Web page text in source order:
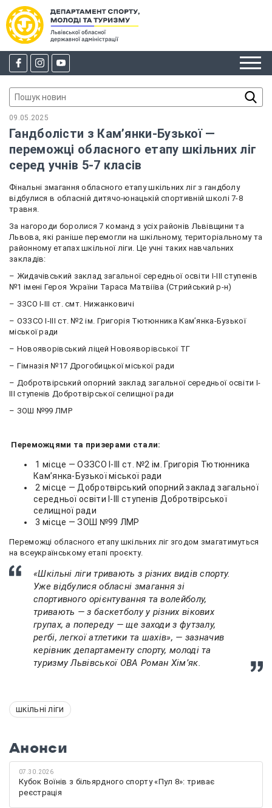
09.05.2025
Гандболісти з Кам’янки-Бузької —
переможці обласного етапу шкільних ліг
серед учнів 5-7 класів
Фінальні змагання обласного етапу шкільних ліг з гандболу
відбулися в обласній дитячо-юнацькій спортивній школі 7-8
травня.
За нагороди боролися 7 команд з усіх районів Львівщини та
Львова, які раніше перемогли на шкільному, територіальному та
районному етапах шкільної ліги. Це учні таких навчальних
закладів:
– Жидачівський заклад загальної середньої освіти І-ІІІ ступенів
№1 імені Героя України Тараса Матвіїва (Стрийський р-н)
– ЗЗСО І-ІІІ ст. смт. Нижанковичі
– ОЗЗСО І-ІІІ ст. №2 ім. Григорія Тютюнника Кам’янка-Бузької
міської ради
– Новояворівський ліцей Новояворівської ТГ
– Гімназія №17 Дрогобицької міської ради
– Добротвірський опорний заклад загальної середньої освіти І-
ІІІ ступенів Добротвірської селищної ради
– ЗОШ №99 ЛМР
Переможцями та призерами стали:
1 місце — ОЗЗСО І-ІІІ ст. №2 ім. Григорія Тютюнника
Кам’янка-Бузької міської ради
2 місце — Добротвірський опорний заклад загальної
середньої освіти І-ІІІ ступенів Добротвірської
селищної ради
3 місце — ЗОШ №99 ЛМР
Переможці обласного етапу шкільних ліг згодом змагатимуться
на всеукраїнському етапі проєкту.
«Шкільні ліги тривають з різних видів спорту.
Уже відбулися обласні змагання зі
спортивного орієнтування та волейболу,
тривають — з баскетболу у різних вікових
групах, а попереду — ще заходи з футзалу,
регбі, легкої атлетики та шахів», — зазначив
керівник департаменту спорту, молоді та
туризму Львівської ОВА Роман Хімʼяк.
шкільні ліги
Анонси
07.30.2026
Кубок Воїнів з більярдного спорту «Пул 8»: триває
реєстрація